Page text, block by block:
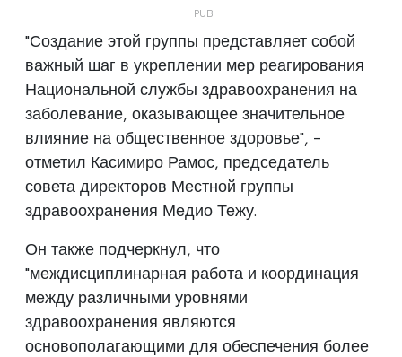
"Создание этой группы представляет собой
важный шаг в укреплении мер реагирования
Национальной службы здравоохранения на
заболевание, оказывающее значительное
влияние на общественное здоровье", -
отметил Касимиро Рамос, председатель
совета директоров Местной группы
здравоохранения Медио Тежу.
Он также подчеркнул, что
"междисциплинарная работа и координация
между различными уровнями
здравоохранения являются
основополагающими для обеспечения более